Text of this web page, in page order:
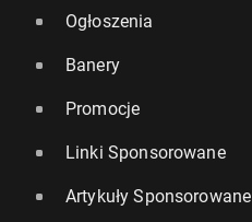
Ogłoszenia
Banery
Promocje
Linki Sponsorowane
Artykuły Sponsorowane